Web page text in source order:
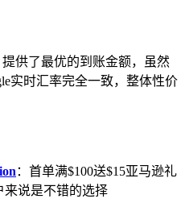
提供了最优的到账金额，虽然
实时汇率完全一致，整体性价
：首单满$100送$15亚马逊礼
来说是不错的选择